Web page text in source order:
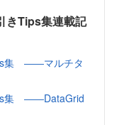
きTips集連載記
集 ――マルチタ
集 ――DataGrid